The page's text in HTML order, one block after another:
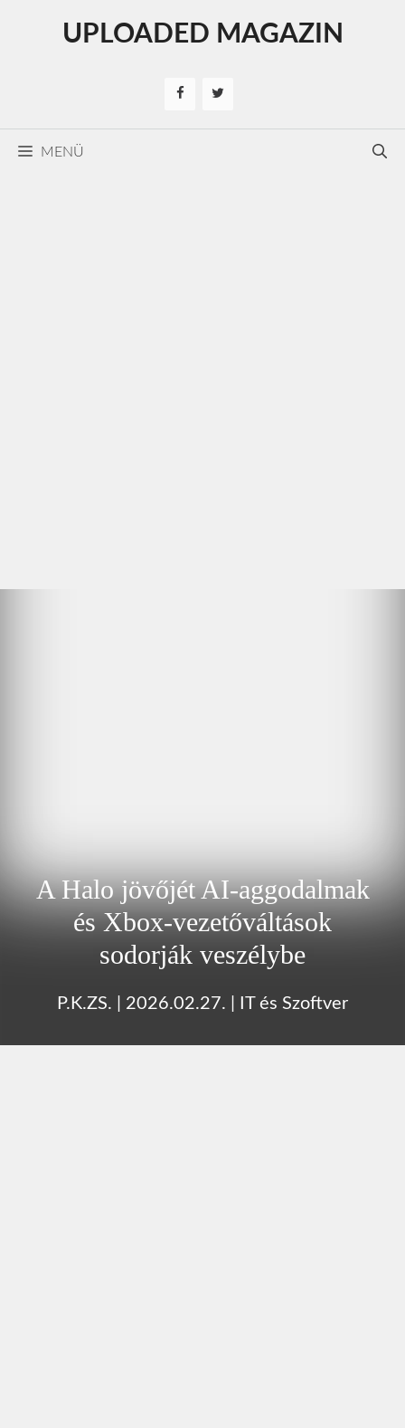
UPLOADED MAGAZIN
MENÜ
A Halo jövőjét AI‑aggodalmak
és Xbox‑vezetőváltások
sodorják veszélybe
P.K.ZS. 2026.02.27. IT és Szoftver